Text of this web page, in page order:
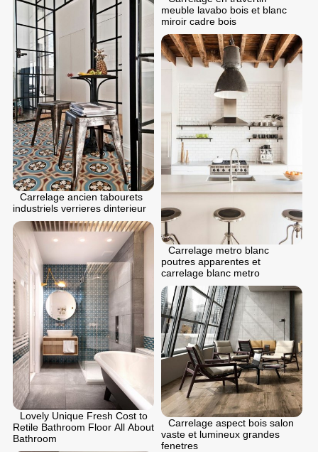
meuble lavabo bois et blanc
miroir cadre bois
Carrelage ancien tabourets
industriels verrieres dinterieur
Carrelage metro blanc
poutres apparentes et
carrelage blanc metro
Lovely Unique Fresh Cost to
Retile Bathroom Floor All About
Bathroom
Carrelage aspect bois salon
vaste et lumineux grandes
fenetres